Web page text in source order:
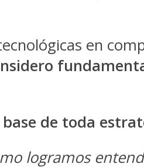
en
de toda
logramos